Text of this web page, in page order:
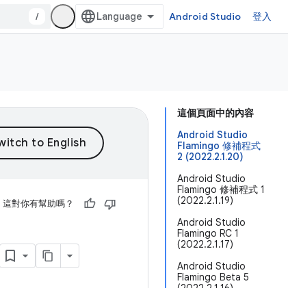
/ Android Studio 登入
這個頁面中的內容
Android Studio
Flamingo 修補程式
2 (2022.2.1.20)
Android Studio
Flamingo 修補程式 1
(2022.2.1.19)
Android Studio
Flamingo RC 1
(2022.2.1.17)
Android Studio
Flamingo Beta 5
這對你有幫助嗎？